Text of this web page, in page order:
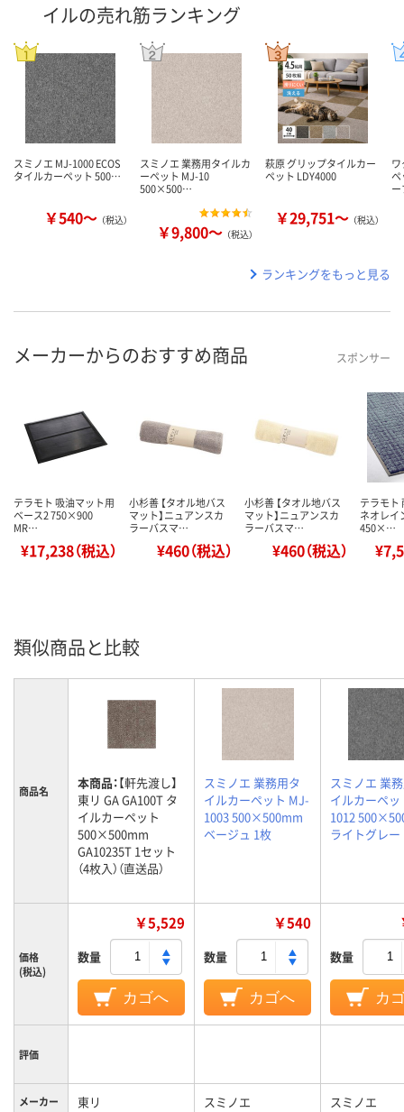
イルの売れ筋ランキング
スミノエ MJ-1000 ECOS
タイルカーペット 500…
￥540～ （税込）
スミノエ 業務用タイルカ
ーペット MJ-10
500×500…
￥9,800～ （税込）
萩原 グリップタイルカー
ペット LDY4000
￥29,751～ （税込）
ペ
ランキングをもっと見る
メーカーからのおすすめ商品 スポンサー
テラモト 吸油マット用
ベース2 750×900
MR…
¥17,238（税込）
小杉善 【タオル地バス
マット】ニュアンスカ
ラーバスマ…
¥460（税込）
小杉善 【タオル地バス
マット】ニュアンスカ
ラーバスマ…
¥460（税込）
テラモト
ネオレイ
450×…
類似商品と比較
商品名 本商品：【軒先渡し】
東リ GA GA100T タ
イルカーペット
500×500mm
GA10235T 1セット
（4枚入）（直送品）
スミノエ 業務用タ
イルカーペット MJ-
1003 500×500mm
ベージュ 1枚
スミノエ 業
イルカーペ
1012
ライトグレー
価格
(税込)
￥5,529
数量
カゴへ
￥540
数量
カゴへ
数量
カ
評価
メーカー 東リ スミノエ スミノエ